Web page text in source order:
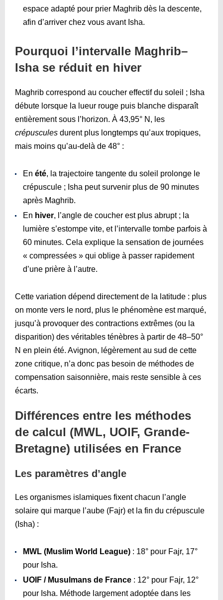
espace adapté pour prier Maghrib dès la descente,
afin d’arriver chez vous avant Isha.
Pourquoi l’intervalle Maghrib–
Isha se réduit en hiver
Maghrib correspond au coucher effectif du soleil ; Isha
débute lorsque la lueur rouge puis blanche disparaît
entièrement sous l’horizon. À 43,95° N, les
crépuscules durent plus longtemps qu’aux tropiques,
mais moins qu’au-delà de 48° :
En été, la trajectoire tangente du soleil prolonge le
crépuscule ; Isha peut survenir plus de 90 minutes
après Maghrib.
En hiver, l’angle de coucher est plus abrupt ; la
lumière s’estompe vite, et l’intervalle tombe parfois à
60 minutes. Cela explique la sensation de journées
« compressées » qui oblige à passer rapidement
d’une prière à l’autre.
Cette variation dépend directement de la latitude : plus
on monte vers le nord, plus le phénomène est marqué,
jusqu’à provoquer des contractions extrêmes (ou la
disparition) des véritables ténèbres à partir de 48–50°
N en plein été. Avignon, légèrement au sud de cette
zone critique, n’a donc pas besoin de méthodes de
compensation saisonnière, mais reste sensible à ces
écarts.
Différences entre les méthodes
de calcul (MWL, UOIF, Grande-
Bretagne) utilisées en France
Les paramètres d’angle
Les organismes islamiques fixent chacun l’angle
solaire qui marque l’aube (Fajr) et la fin du crépuscule
(Isha) :
MWL (Muslim World League) : 18° pour Fajr, 17°
pour Isha.
UOIF / Musulmans de France : 12° pour Fajr, 12°
pour Isha. Méthode largement adoptée dans les